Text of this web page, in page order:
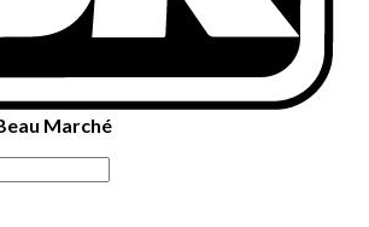
Marché